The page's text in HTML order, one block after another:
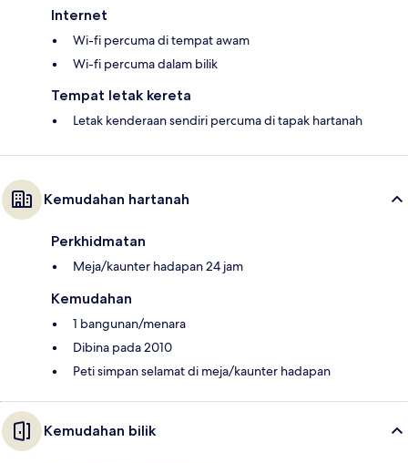
Internet
Wi-fi percuma di tempat awam
Wi-fi percuma dalam bilik
Tempat letak kereta
Letak kenderaan sendiri percuma di tapak hartanah
Kemudahan hartanah
Perkhidmatan
Meja/kaunter hadapan 24 jam
Kemudahan
1 bangunan/menara
Dibina pada 2010
Peti simpan selamat di meja/kaunter hadapan
Kemudahan bilik